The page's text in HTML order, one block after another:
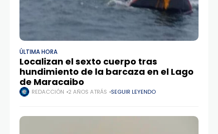
ÚLTIMA HORA
Localizan el sexto cuerpo tras
hundimiento de la barcaza en el Lago
de Maracaibo
REDACCIÓN 2 AÑOS ATRÁS SEGUIR LEYENDO